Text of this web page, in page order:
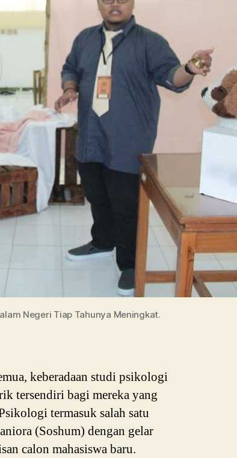
Negeri Tiap Tahunya Meningkat.
keberadaan studi psikologi
tersendiri bagi mereka yang
termasuk salah satu
(Soshum) dengan gelar
calon mahasiswa baru.